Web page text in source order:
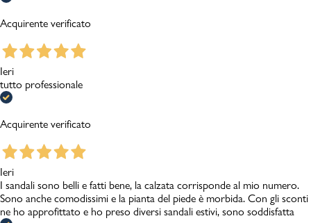
Acquirente verificato
Ieri
tutto professionale
Acquirente verificato
Ieri
I sandali sono belli e fatti bene, la calzata corrisponde al mio numero.
Sono anche comodissimi e la pianta del piede è morbida. Con gli sconti
ne ho approfittato e ho preso diversi sandali estivi, sono soddisfatta